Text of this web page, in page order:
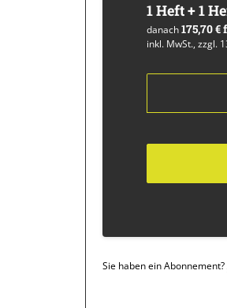
1 Heft + 1
danach175,70
inkl. MwSt., zzgl.
Sie haben ein Abonnement?